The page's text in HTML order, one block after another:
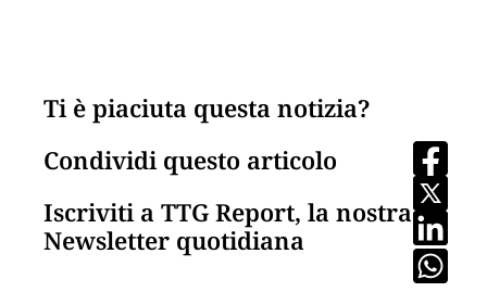
Ti è piaciuta questa notizia?
Condividi questo articolo
Iscriviti a TTG Report, la nostra
Newsletter quotidiana